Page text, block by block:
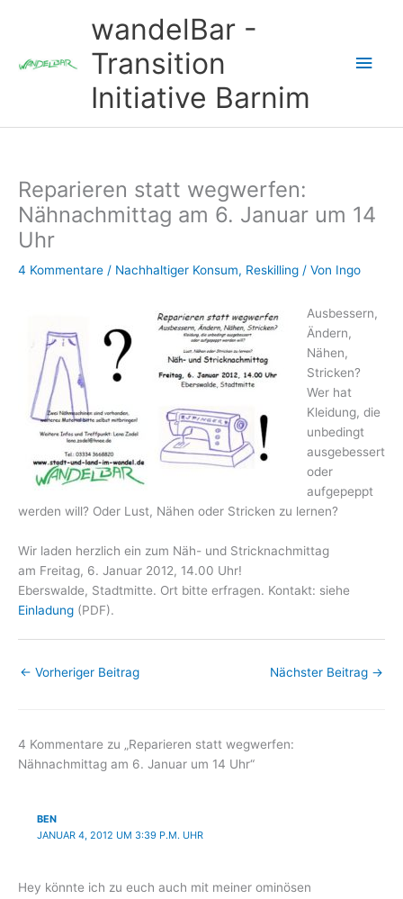
wandelBar -
Transition
Initiative Barnim
Reparieren statt wegwerfen:
Nähnachmittag am 6. Januar um 14
Uhr
4 Kommentare / Nachhaltiger Konsum, Reskilling / Von Ingo
Ausbessern,
Ändern,
Nähen,
Stricken?
Wer hat
Kleidung, die
unbedingt
ausgebessert
oder
aufgepeppt
werden will? Oder Lust, Nähen oder Stricken zu lernen?
Wir laden herzlich ein zum Näh- und Stricknachmittag
am Freitag, 6. Januar 2012, 14.00 Uhr!
Eberswalde, Stadtmitte. Ort bitte erfragen. Kontakt: siehe
Einladung (PDF).
← Vorheriger Beitrag Nächster Beitrag →
4 Kommentare zu „Reparieren statt wegwerfen:
Nähnachmittag am 6. Januar um 14 Uhr“
BEN
JANUAR 4, 2012 UM 3:39 P.M. UHR
Hey könnte ich zu euch auch mit meiner ominösen